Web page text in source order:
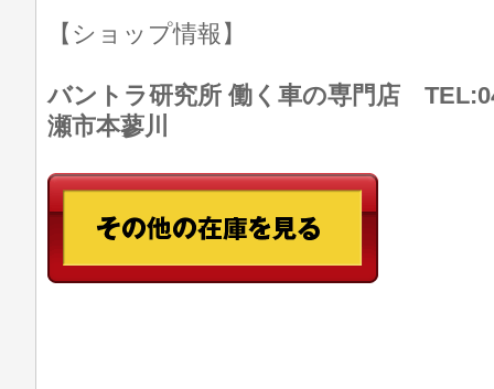
【ショップ情報】
バントラ研究所 働く車の専門店
瀬市本蓼川